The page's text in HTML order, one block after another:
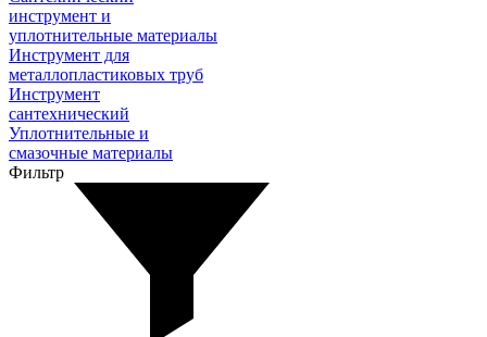
инструмент и
уплотнительные материалы
Инструмент для
металлопластиковых труб
Инструмент
сантехнический
Уплотнительные и
смазочные материалы
Фильтр